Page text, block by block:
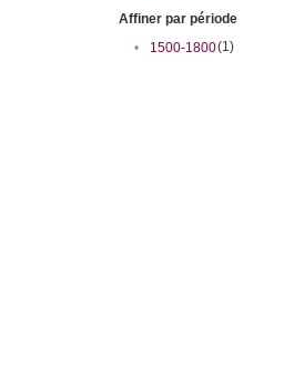
Affiner par période
•
1500-1800(1)